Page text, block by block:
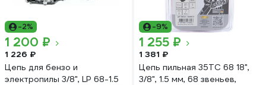
-2%
1 200 ₽
1 226 ₽
Цепь для бензо и
электропилы 3/8", LP 68-1.5
-9%
1 255 ₽
1 381 ₽
Цепь пильная 35TC 68 18",
3/8", 1.5 мм, 68 звеньев,